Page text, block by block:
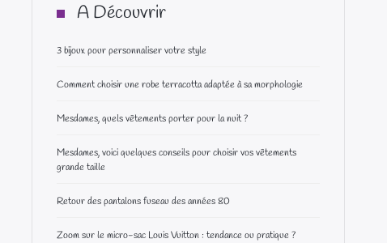
A Découvrir
3 bijoux pour personnaliser votre style
Comment choisir une robe terracotta adaptée à sa morphologie
Mesdames, quels vêtements porter pour la nuit ?
Mesdames, voici quelques conseils pour choisir vos vêtements
grande taille
Retour des pantalons fuseau des années 80
Zoom sur le micro-sac Louis Vuitton : tendance ou pratique ?